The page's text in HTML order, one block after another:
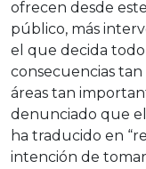
ofrecen desde
público, más
el que decida
consecuencias
áreas tan
denunciado que
ha traducido en
intención de